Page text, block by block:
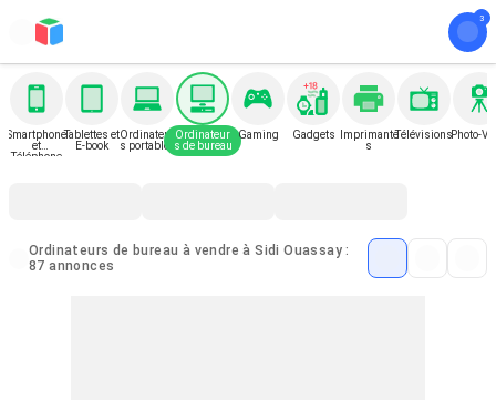
Smartphone
et
Téléphone
Tablettes et
E-book
Ordinateur
s portables
Ordinateur
s de bureau
Gaming Gadgets
Imprimante
s
TélévisionsPhoto-
Ordinateurs de bureau à vendre à Sidi Ouassay :
87 annonces